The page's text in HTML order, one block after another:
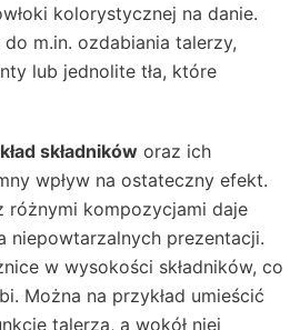
kolorystycznej na danie.
m.in. ozdabiania talerzy,
lub jednolite tła, które
składników oraz ich
wpływ na ostateczny efekt.
różnymi kompozycjami daje
niepowtarzalnych prezentacji.
w wysokości składników, co
Można na przykład umieścić
talerza, a wokół niej